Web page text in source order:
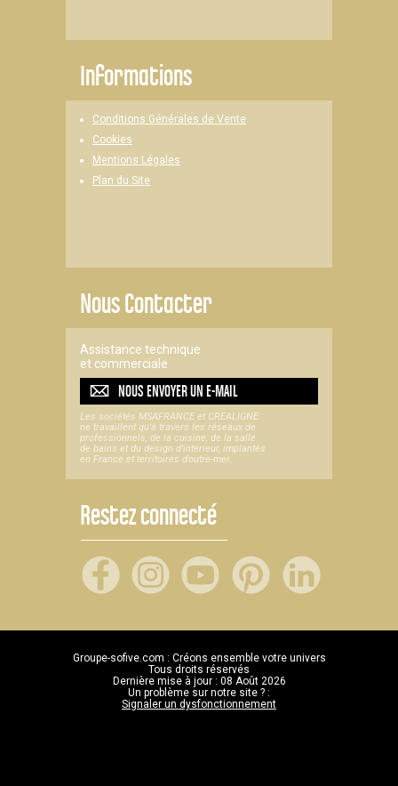
Informations
Conditions Générales de Vente
Cookies
Mentions Légales
Plan du Site
Nous Contacter
Assistance technique
et commerciale
NOUS ENVOYER UNE-MAIL
Les sociétés MSAFRANCE et CREALIGNE
ne travaillent qu'à travers les réseaux de
professionnels, de la cuisine, de la salle
de bains et du design d'intérieur, implantés
en France et territoires d’outre-mer.
Restez connecté
Groupe-sofive.com : Créons ensemble votre univers
Tous droits réservés
Dernière mise à jour : 08 Août 2026
Un problème sur notre site ? :
Signaler un dysfonctionnement